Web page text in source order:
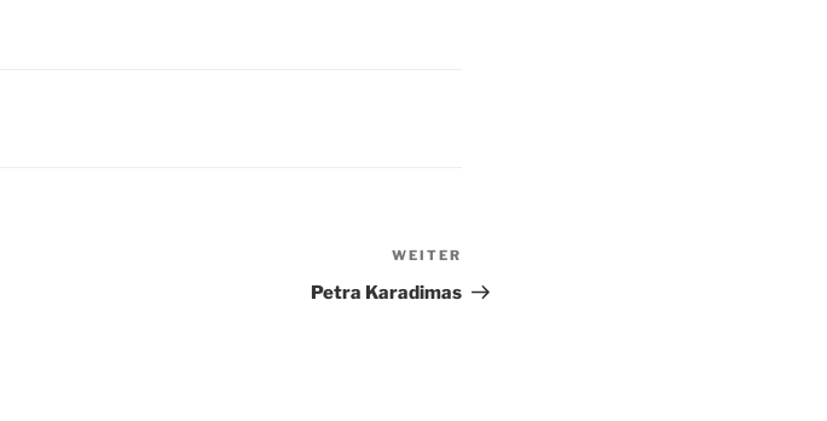
Beitrag
WEITER
Petra Karadimas